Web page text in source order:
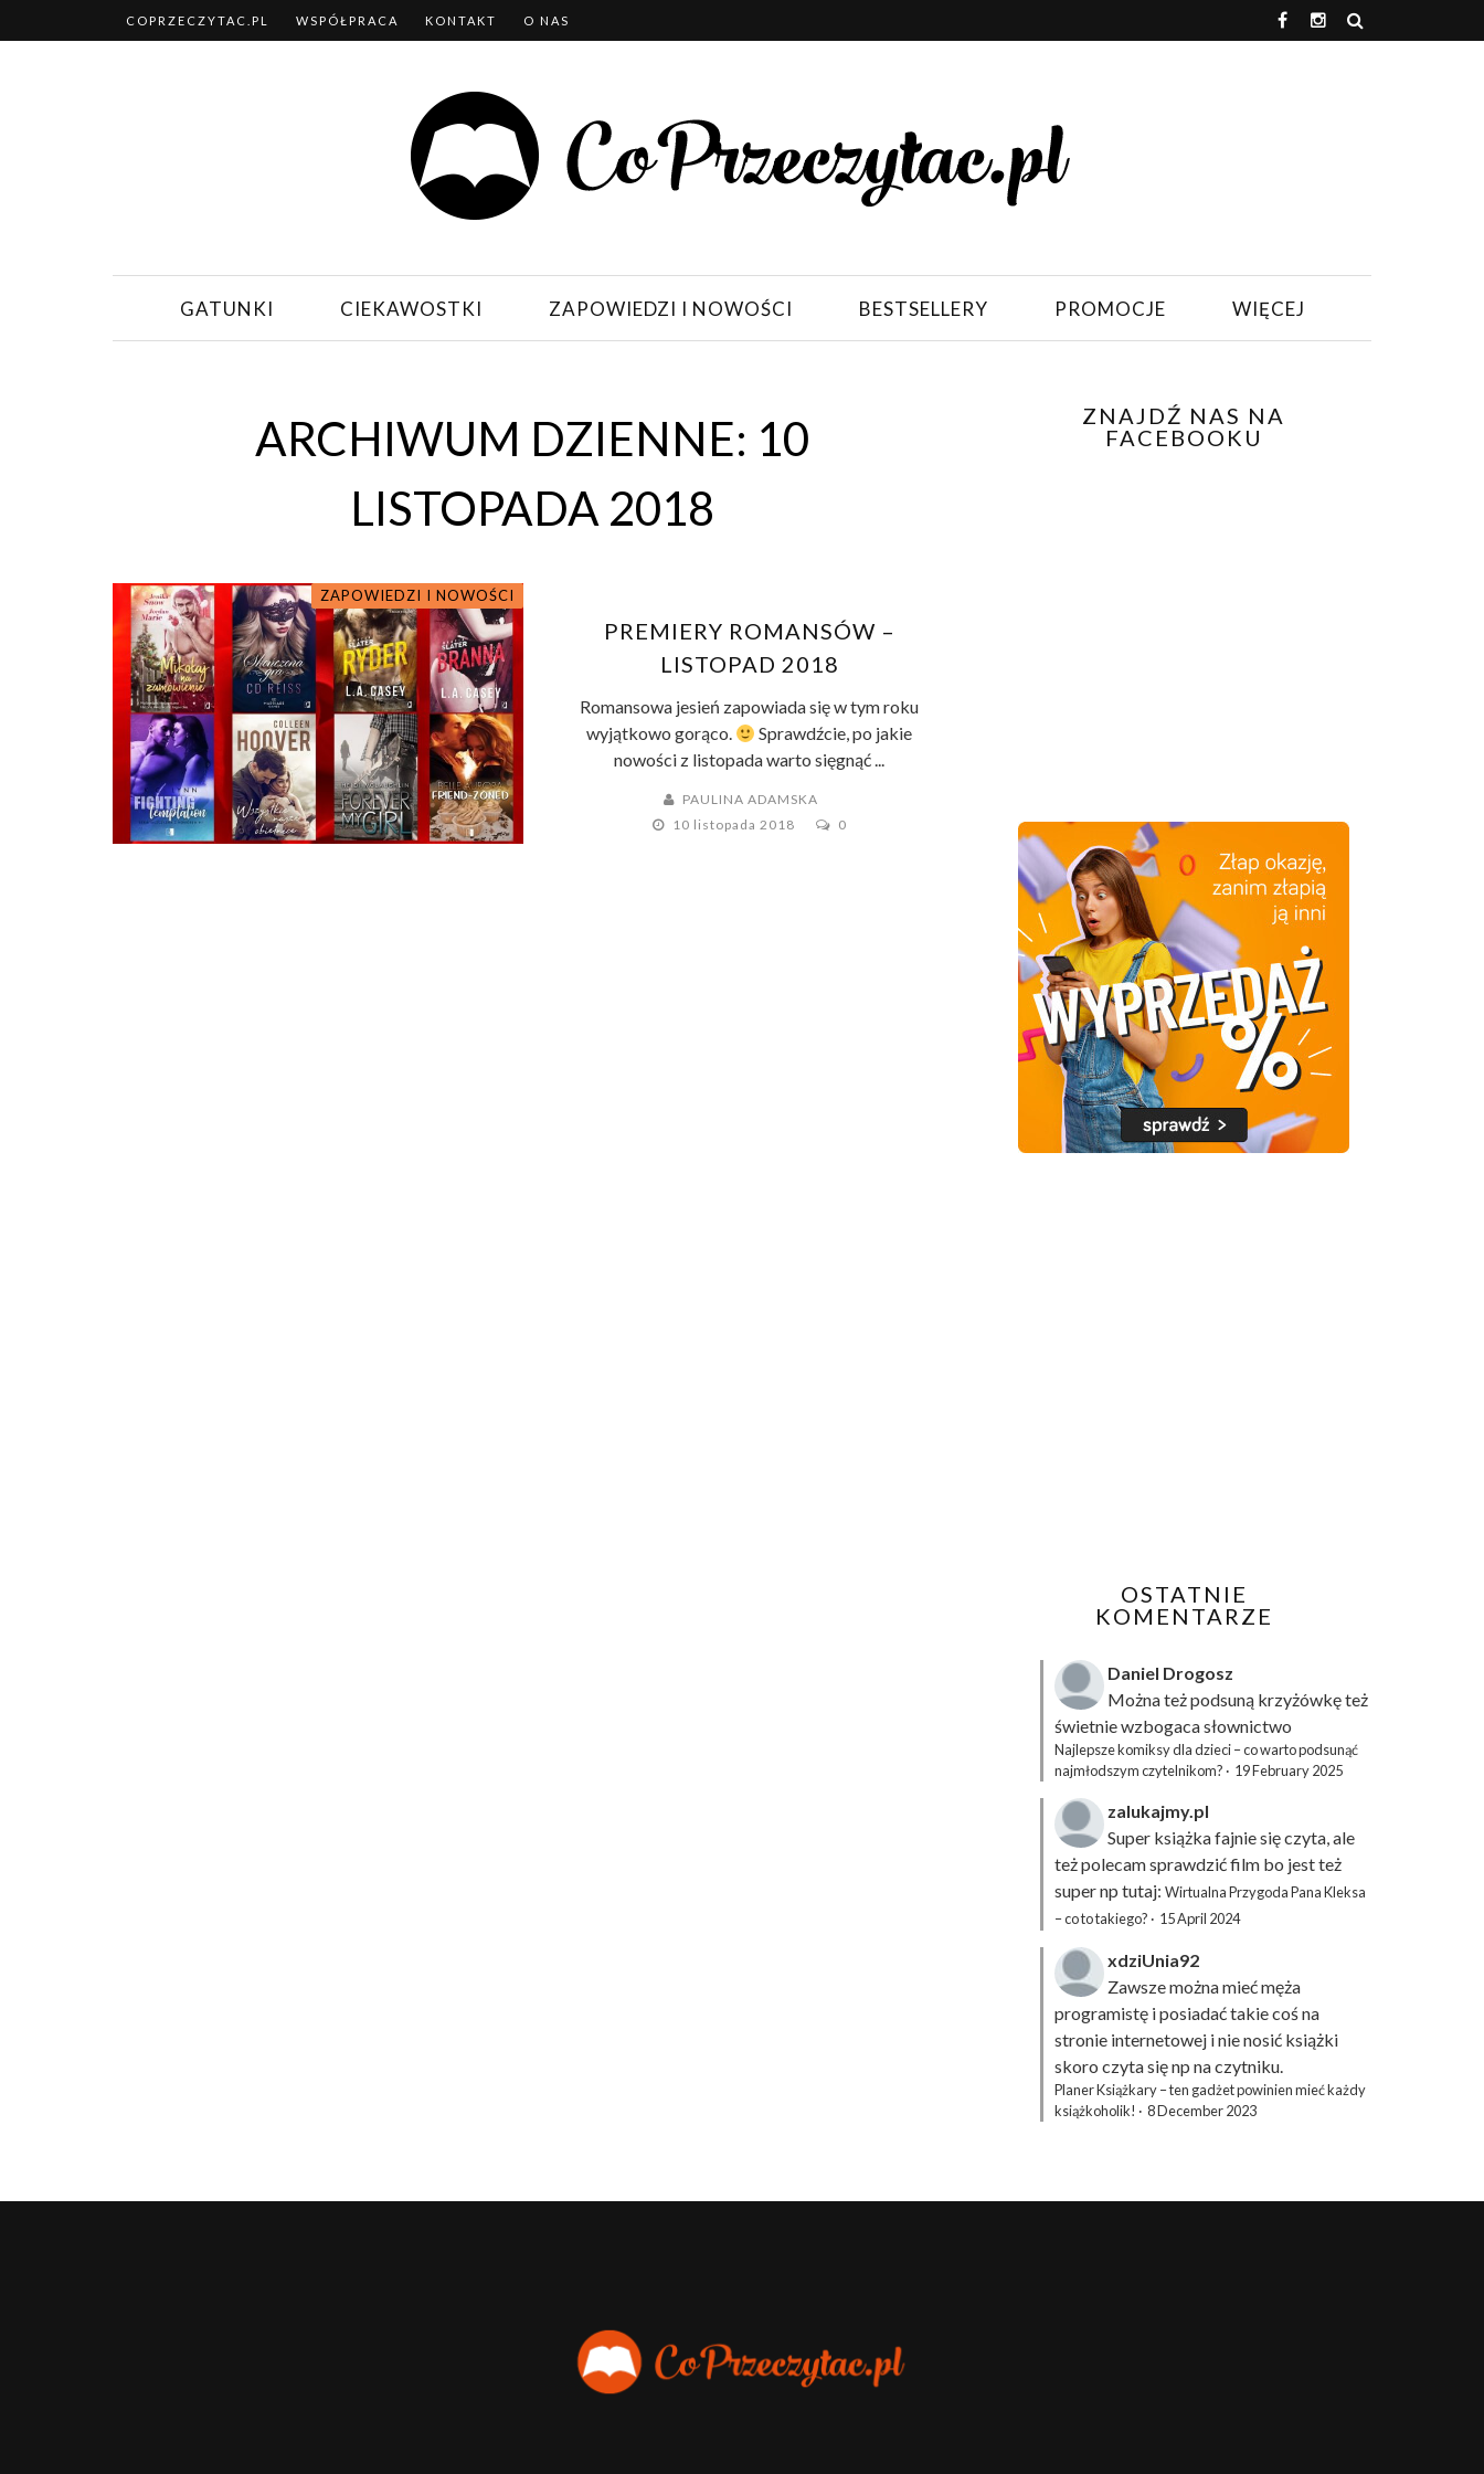
COPRZECZYTAC.PL WSPÓŁPRACA KONTAKT O NAS
GATUNKI CIEKAWOSTKI ZAPOWIEDZI I NOWOŚCI BESTSELLERY PROMOCJE WIĘCEJ
ARCHIWUM DZIENNE: 10
LISTOPADA 2018
ZAPOWIEDZI I NOWOŚCI
PREMIERY ROMANSÓW –
LISTOPAD 2018
Romansowa jesień zapowiada się w tym roku
wyjątkowo gorąco.
Sprawdźcie, po jakie
nowości z listopada warto sięgnąć ...
PAULINA ADAMSKA
10 listopada 2018
0
ZNAJDŹ NAS NA
FACEBOOKU
OSTATNIE
KOMENTARZE
Daniel Drogosz
Można też podsuną krzyżówkęteż
świetnie wzbogaca słownictwo
Najlepsze komiksy dla dzieci – co warto podsunąć
najmłodszym czytelnikom? · 19 February 2025
zalukajmy.pl
Super książka fajnie się czyta, ale
też polecam sprawdzić film bo jest też
super np tutaj: Wirtualna Przygoda Pana Kleksa
– co to takiego? · 15 April 2024
xdziUnia92
Zawsze można mieć męża
programistę i posiadać takie coś na
stronie internetowej i nie nosić książki
skoro czyta się np na czytniku.
Planer Książkary – ten gadżet powinien mieć każdy
książkoholik! · 8 December 2023